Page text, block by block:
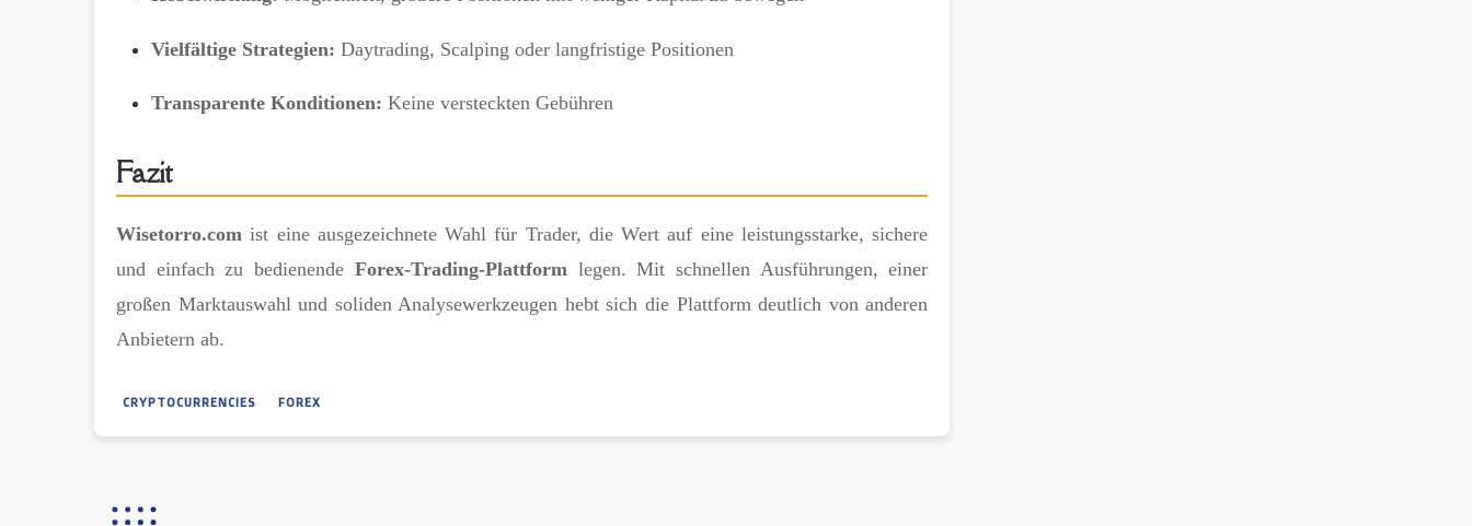
Vielfältige Strategien: Daytrading, Scalping oder langfristige Positionen
Transparente Konditionen: Keine versteckten Gebühren
Fazit
Wisetorro.com ist eine ausgezeichnete Wahl für Trader, die Wert auf eine leistungsstarke, sichere
und einfach zu bedienende Forex-Trading-Plattform legen. Mit schnellen Ausführungen, einer
großen Marktauswahl und soliden Analysewerkzeugen hebt sich die Plattform deutlich von anderen
Anbietern ab.
CRYPTOCURRENCIES FOREX